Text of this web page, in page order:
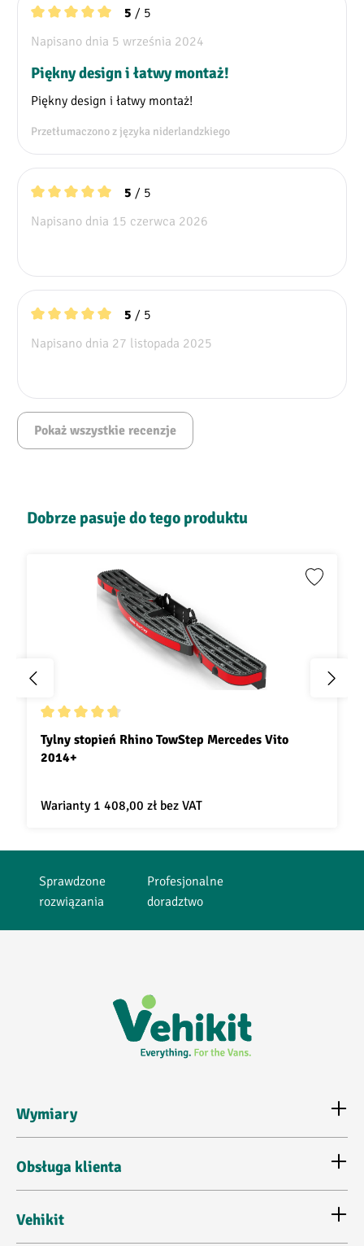
Napisano dnia 5 września 2024
Średnia ocena 5 z 5 gwiazdek
5 / 5
Piękny design i łatwy montaż!
Piękny design i łatwy montaż!
Przetłumaczono z języka niderlandzkiego
Napisano dnia 15 czerwca 2026
Średnia ocena 5 z 5 gwiazdek
5 / 5
Napisano dnia 27 listopada 2025
Średnia ocena 5 z 5 gwiazdek
5 / 5
Pokaż wszystkie recenzje
Dobrze pasuje do tego produktu
Średnia ocena 4.7 z 5 gwiazdek
Tylny stopień Rhino TowStep Mercedes Vito
2014+
Warianty 1 408,00 zł bez VAT
Sprawdzone
rozwiązania
Profesjonalne
doradztwo
Wymiary
Obsługa klienta
Vehikit